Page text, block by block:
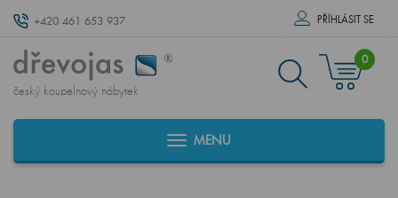
+420 461 653 937 PŘÍHLÁSIT SE
český koupelnový nábytek
0
MENU